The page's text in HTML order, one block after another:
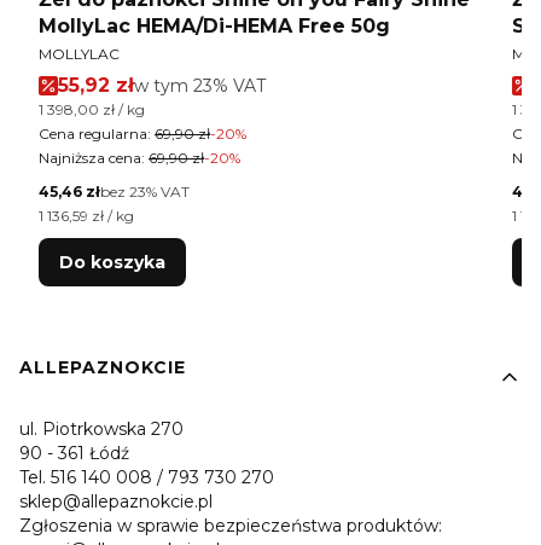
MollyLac HEMA/Di-HEMA Free 50g
PRODUCENT
MOLLYLAC
Cena promocyjna brutto
55,92 złw tym %s VAT
w tym 23% VAT
Cena jednostkowa brutto
1 398,00 zł / kg
Cena regularna: 69,90 zł-20%
Najniższa cena: 69,90 zł-20%
Cena netto
45,46 złbez 23% VAT
Cena jednostkowa netto
1 136,59 zł / kg
Do koszyka
1
1
Linki w stopce
ALLEPAZNOKCIE
ul. Piotrkowska 270
90 - 361 Łódź
Tel. 516 140 008 / 793 730 270
sklep@allepaznokcie.pl
Zgłoszenia w sprawie bezpieczeństwa produktów: